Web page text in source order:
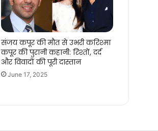
संजय कपूर की मौत से उभरी करिश्मा
कपूर की पुरानी कहानी: रिश्तों, दर्द
और विवादों की पूरी दास्तान
June 17, 2025